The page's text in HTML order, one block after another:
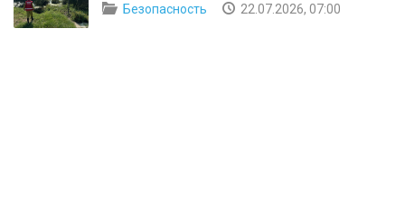
Безопасность 22.07.2026, 07:00